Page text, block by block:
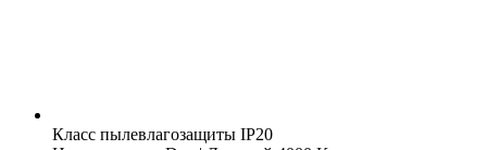
Класс пылевлагозащиты IP20